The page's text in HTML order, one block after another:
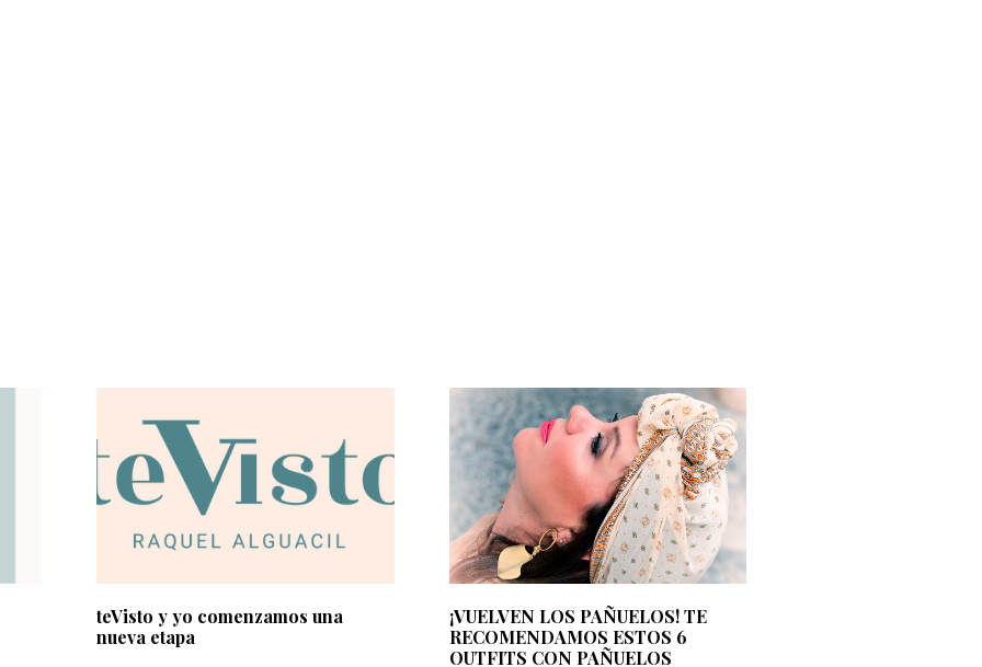
teVisto y yo comenzamos una
nueva etapa
¡VUELVEN LOS PAÑUELOS! TE
RECOMENDAMOS ESTOS 6
OUTFITS CON PAÑUELOS